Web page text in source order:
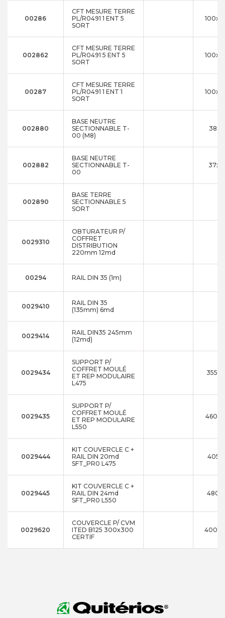
00286
CFT MESURE TERRE
PL/R0491 1 ENT 5
SORT
002862
CFT MESURE TERRE
PL/R0491 5 ENT 5
SORT
00287
CFT MESURE TERRE
PL/R0491 1 ENT 1
SORT
002880
BASE NEUTRE
SECTIONNABLE T-
00 (M8)
002882
BASE NEUTRE
SECTIONNABLE T-
00
002890
BASE TERRE
SECTIONNABLE 5
SORT
0029310
OBTURATEUR P/
COFFRET
DISTRIBUTION
220mm 12md
00294 RAIL DIN 35 (1m)
0029410
RAIL DIN 35
(135mm) 6md
0029414
RAIL DIN35 245mm
(12md)
0029434
SUPPORT P/
COFFRET MOULÉ
ET REP MODULAIRE
L475
0029435
SUPPORT P/
COFFRET MOULÉ
ET REP MODULAIRE
L550
0029444
KIT COUVERCLE C +
RAIL DIN 20md
SFT_PR0 L475
0029445
KIT COUVERCLE C +
RAIL DIN 24md
SFT_PR0 L550
0029620
COUVERCLE P/ CVM
ITED B125 300x300
CERTIF